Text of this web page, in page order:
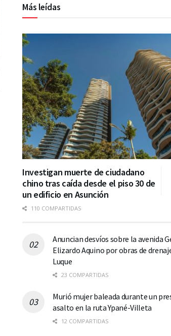
Más leídas
Investigan muerte de ciudadano
chino tras caída desde el piso 30 de
un edificio en Asunción
110 COMPARTIDAS
Anuncian desvíos sobre la avenida
Elizardo Aquino por obras de
Luque
23 COMPARTIDAS
Murió mujer baleada durante un
asalto en la ruta Ypané-Villeta
12 COMPARTIDAS